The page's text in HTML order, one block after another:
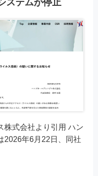
ステムが停止
株式会社より引用 ハン
2026年6月22日、同社